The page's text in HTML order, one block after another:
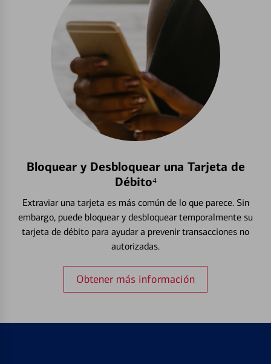
Bloquear y Desbloquear una Tarjeta de
Débito⁴
Extraviar una tarjeta es más común de lo que parece. Sin
embargo, puede bloquear y desbloquear temporalmente su
tarjeta de débito para ayudar a prevenir transacciones no
autorizadas.
Obtener más información